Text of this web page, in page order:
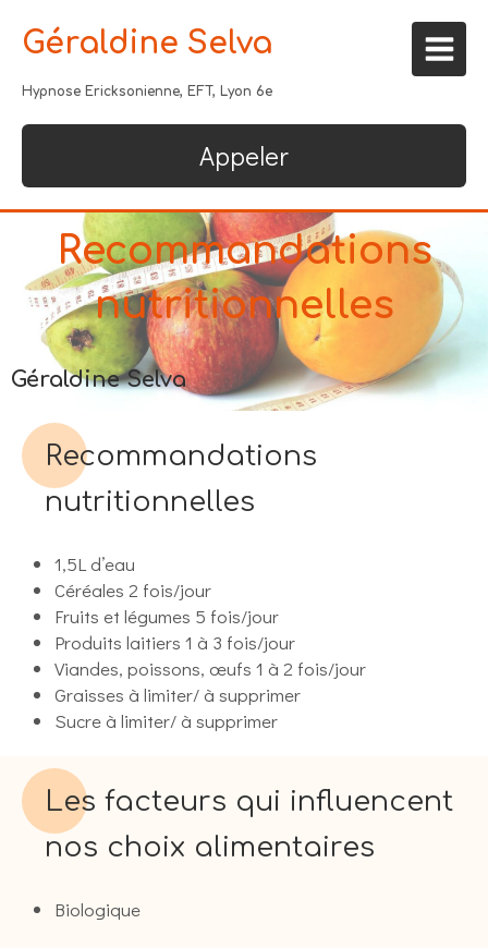
Géraldine Selva
Hypnose Ericksonienne, EFT, Lyon 6e
Appeler
Recommandations
nutritionnelles
Géraldine Selva
Recommandations
nutritionnelles
1,5L d’eau
Céréales 2 fois/jour
Fruits et légumes 5 fois/jour
Produits laitiers 1 à 3 fois/jour
Viandes, poissons, œufs 1 à 2 fois/jour
Graisses à limiter/ à supprimer
Sucre à limiter/ à supprimer
Les facteurs qui influencent
nos choix alimentaires
Biologique